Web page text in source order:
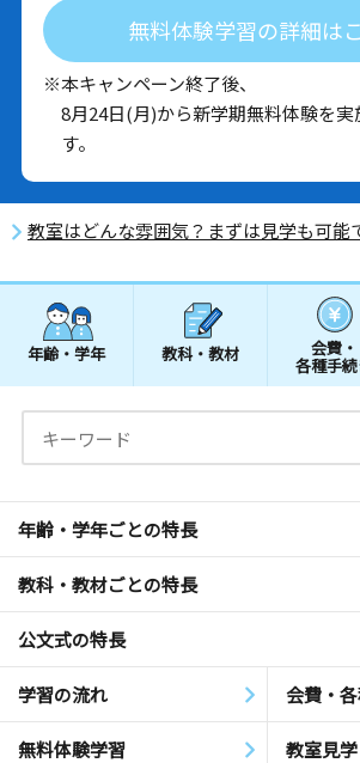
無料体験学習の詳細は
※本キャンペーン終了後、
8月24日(月)から新学期無料体験を実
す。
教室はどんな雰囲気？まずは見学も可能
年齢・学年 教科・教材 会費・
各種手
年齢・学年ごとの特長
教科・教材ごとの特長
公文式の特長
学習の流れ 会費・
無料体験学習 教室見学